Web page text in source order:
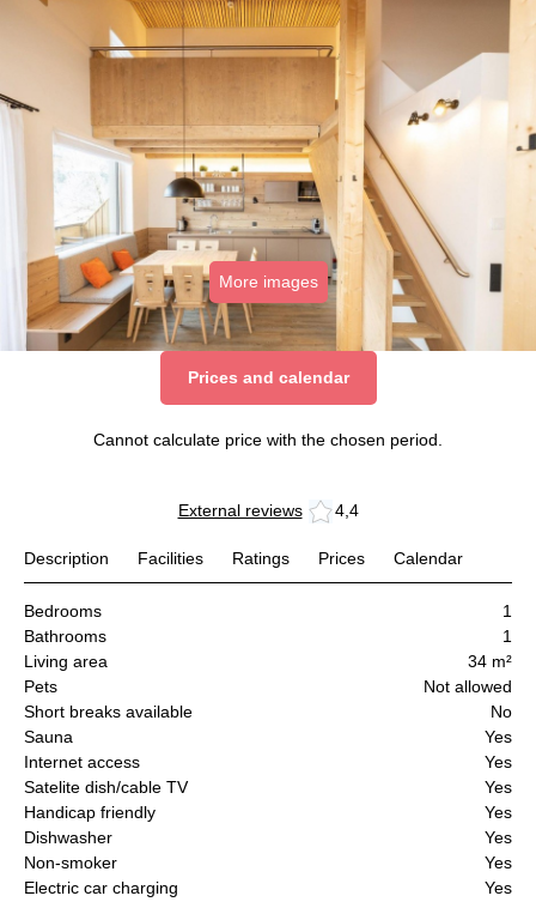
More images
Prices and calendar
Cannot calculate price with the chosen period.
External reviews 4,4
Description Facilities Ratings Prices Calendar
Bedrooms
1
Bathrooms
1
Living area
34 m²
Pets
Not allowed
Short breaks available
No
Sauna
Yes
Internet access
Yes
Satelite dish/cable TV
Yes
Handicap friendly
Yes
Dishwasher
Yes
Non-smoker
Yes
Electric car charging
Yes